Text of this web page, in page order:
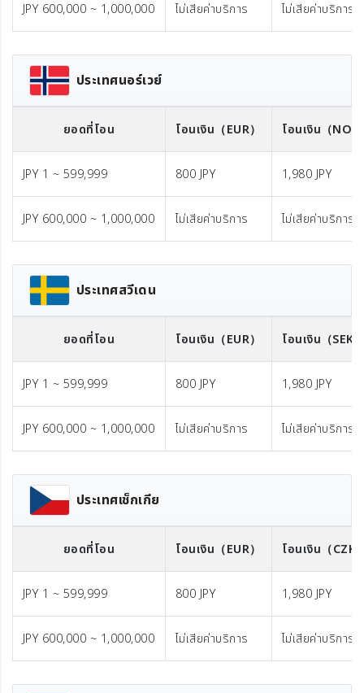
JPY 600,000 ~ 1,000,000 ไม่เสียค่าบริการ ไม่เสียค่าบริการ
ประเทศนอร์เวย์
ยอดที่โอน โอนเงิน （EUR） โอนเงิน （
JPY 1 ~ 599,999 800 JPY 1,980 JPY
JPY 600,000 ~ 1,000,000 ไม่เสียค่าบริการ ไม่เสียค่าบริการ
ประเทศสวีเดน
ยอดที่โอน โอนเงิน （EUR） โอนเงิน （SEK
JPY 1 ~ 599,999 800 JPY 1,980 JPY
JPY 600,000 ~ 1,000,000 ไม่เสียค่าบริการ ไม่เสียค่าบริการ
ประเทศเช็กเกีย
ยอดที่โอน โอนเงิน （EUR） โอนเงิน （CZK
JPY 1 ~ 599,999 800 JPY 1,980 JPY
JPY 600,000 ~ 1,000,000 ไม่เสียค่าบริการ ไม่เสียค่าบริการ